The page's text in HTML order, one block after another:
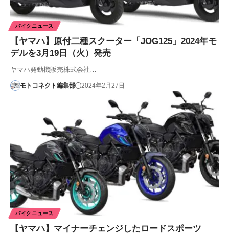
バイクニュース
【ヤマハ】原付二種スクーター「JOG125」2024年モ
デルを3月19日（火）発売
ヤマハ発動機販売株式会社…
モトコネクト編集部 2024年2月27日
バイクニュース
【ヤマハ】マイナーチェンジしたロードスポーツ